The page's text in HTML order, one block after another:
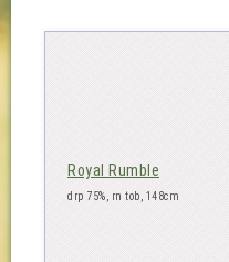
Royal Rumble
drp 75%, rn tob, 148cm